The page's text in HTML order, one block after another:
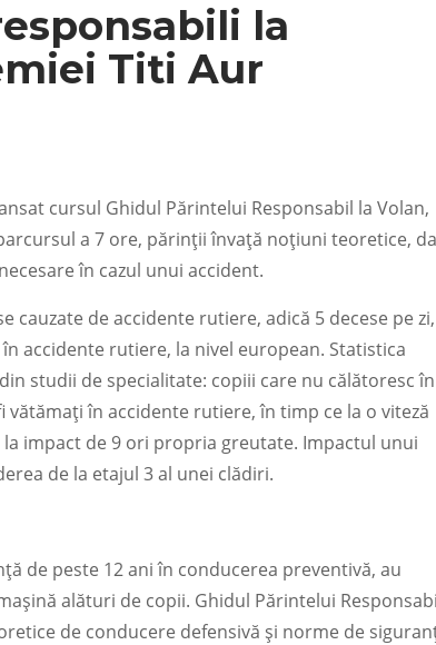
la
Titi Aur
cursul Ghidul Părintelui Responsabil la Volan,
a 7 ore, părinții învață noțiuni teoretice,
în cazul unui accident.
cauzate de accidente rutiere, adică 5 decese pe zi,
accidente rutiere, la nivel european. Statistica
studii de specialitate: copiii care nu călătoresc în
în accidente rutiere, în timp ce la o viteză
impact de 9 ori propria greutate. Impactul unui
de la etajul 3 al unei clădiri.
de peste 12 ani în conducerea preventivă, au
alături de copii. Ghidul Părintelui
de conducere defensivă și norme de